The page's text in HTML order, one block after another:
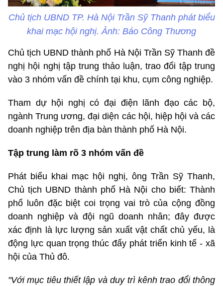
Chủ tịch UBND TP. Hà Nội Trần Sỹ Thanh phát biểu
khai mạc hội nghị. Ảnh: Báo Công Thương
Chủ tịch UBND thành phố Hà Nội Trần Sỹ Thanh đề
nghị hội nghị tập trung thảo luận, trao đổi tập trung
vào 3 nhóm vấn đề chính tại khu, cụm công nghiệp.
Tham dự hội nghị có đại điện lãnh đạo các bộ,
ngành Trung ương, đại diện các hội, hiệp hội và các
doanh nghiệp trên địa bàn thành phố Hà Nội.
Tập trung làm rõ 3 nhóm vấn đề
Phát biểu khai mạc hội nghị, ông Trần Sỹ Thanh,
Chủ tịch UBND thành phố Hà Nội cho biết: Thành
phố luôn đặc biệt coi trọng vai trò của cộng đồng
doanh nghiệp và đội ngũ doanh nhân; đây được
xác định là lực lượng sản xuất vật chất chủ yếu, là
động lực quan trọng thúc đẩy phát triển kinh tế - xã
hội của Thủ đô.
"Với mục tiêu thiết lập và duy trì kênh trao đổi thông